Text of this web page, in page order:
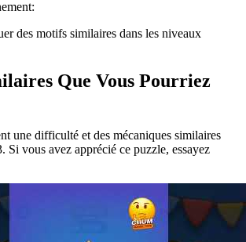
des motifs similaires dans les niveaux
Que Vous Pourriez
une difficulté et des mécaniques similaires
. Si vous avez apprécié ce puzzle, essayez